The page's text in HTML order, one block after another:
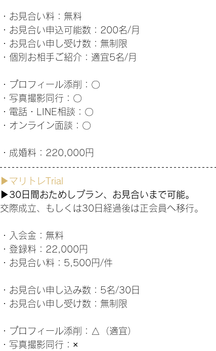
・お見合い料：無料
・お見合い申込可能数：200名/月
・お見合い申し受け数：無制限
・個別お相手ご紹介：適宜5名/月
・プロフィール添削：〇
・写真撮影同行：〇
・電話・LINE相談：〇
・オンライン面談：〇
・成婚料：220,000円
▶マリトレTrial
▶30日間おためしプラン、お見合いまで可能。
交際成立、もしくは30日経過後は正会員へ移行。
・入会金：無料
・登録料：22,000円
・お見合い料：5,500円/件
・お見合い申し込み数：5名/30日
・お見合い申し受け数：無制限
・プロフィール添削：△（適宜）
・写真撮影同行：×